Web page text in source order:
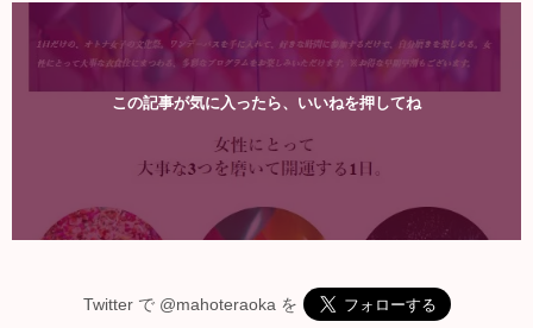
この記事が気に入ったら、いいねを押してね
Twitter で @mahoteraoka を